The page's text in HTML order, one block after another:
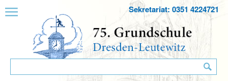
Sekretariat: 0351 4224721